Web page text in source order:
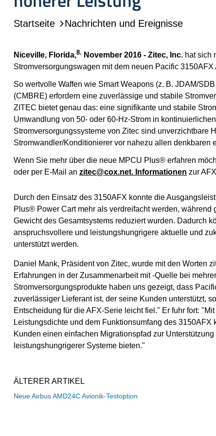
Startseite Nachrichten und Ereignisse
Niceville, Florida,8. November 2016 - Zitec, Inc. hat sich
Stromversorgungswagen mit dem neuen Pacific
So wertvolle Waffen wie Smart Weapons (z. B. JDAM/
(CMBRE) erfordern eine zuverlässige und stabile
ZITEC bietet genau das: eine signifikante und stabile
Umwandlung von 50- oder 60-Hz-Strom in
Stromversorgungssysteme von Zitec sind unverzichtbare
Stromwandler/Konditionierer vor nahezu allen denkbaren
Wenn Sie mehr über die neue MPCU Plus® erfahren
oder per E-Mail an zitec@cox.net. Informationen zur
Durch den Einsatz des 3150AFX konnte die
Plus® Power Cart mehr als verdreifacht werden, während
Gewicht des Gesamtsystems reduziert wurden. Dadurch
anspruchsvollere und leistungshungrigere aktuelle und
unterstützt werden.
Daniel Mank, Präsident von Zitec, wurde mit den Worten
Erfahrungen in der Zusammenarbeit mit -Quelle bei
Stromversorgungsprodukte haben uns gezeigt, dass
zuverlässiger Lieferant ist, der seine Kunden unterstützt,
Entscheidung für die AFX-Serie leicht fiel." Er fuhr fort:
Leistungsdichte und dem Funktionsumfang des 3150AFX
Kunden einen einfachen Migrationspfad zur Unterstützung
leistungshungrigerer Systeme bieten."
ÄLTERER ARTIKEL
Neue Airbus AMD24C Avionik-Testoption